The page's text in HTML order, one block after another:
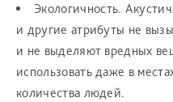
Экологичность.
и другие атрибуты не
и не выделяют вредных
использовать даже в
количества людей.